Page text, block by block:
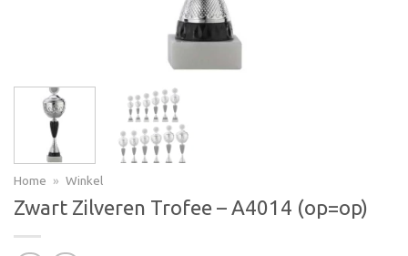
Home » Winkel
Zwart Zilveren Trofee – A4014 (op=op)